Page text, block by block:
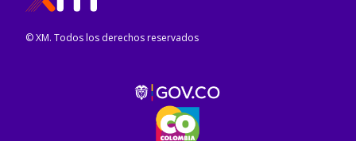
© XM. Todos los derechos reservados